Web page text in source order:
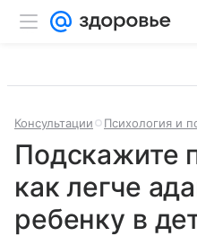
Консультации Психология и
Подскажите
как легче
ребенку в